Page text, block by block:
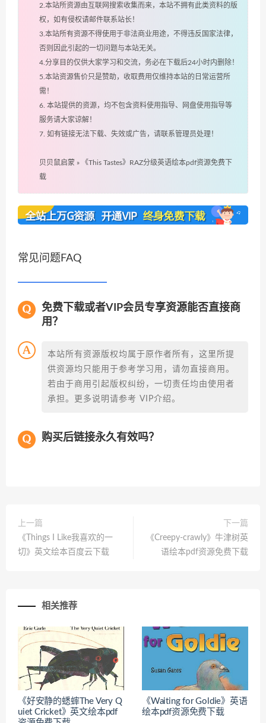
2.本站所资源由互联网搜索收集而来，本站不拥有此类资料的版
权，如有侵权请邮件联系站长！
3.本站所有资源不得使用于非法商业用途，不得违反国家法律，
否则因此引起的一切问题与本站无关。
4.分享目的仅供大家学习和交流，务必在下载后24小时内删除！
5.本站资源售价只是赞助，收取费用仅维持本站的日常运营所
需！
6. 本站提供的资源，均不包含资料使用指导、网盘使用指导等
服务请大家谅解！
7. 如有链接无法下载、失效或广告，请联系管理员处理！
贝贝鼠启蒙 »
《This Tastes》RAZ分级英语绘本pdf资源免费下
载
常见问题FAQ
免费下载或者VIP会员专享资源能否直接商
用？
本站所有资源版权均属于原作者所有，这里所提
供资源均只能用于参考学习用，请勿直接商用。
若由于商用引起版权纠纷，一切责任均由使用者
承担。更多说明请参考 VIP介绍。
购买后链接永久有效吗？
上一篇
《Things I Like我喜欢的一
切》英文绘本百度云下载
下一篇
《Creepy-crawly》牛津树英
语绘本pdf资源免费下载
相关推荐
《好安静的蟋蟀The Very Q
uiet Cricket》英文绘本pdf
《Waiting for Goldie》英语
绘本pdf资源免费下载